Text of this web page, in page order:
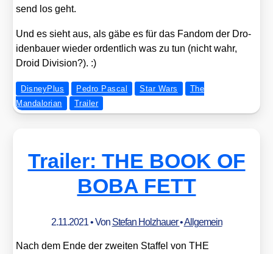
send los geht.
Und es sieht aus, als gäbe es für das Fan­dom der Dro­
iden­bau­er wie­der ordent­lich was zu tun (nicht wahr,
Droid Divi­si­on?). :)
DisneyPlus Pedro Pascal Star Wars
The
Mandalorian
Trailer
Trailer: THE BOOK OF
BOBA FETT
2.11.2021• Von Stefan Holzhauer•Allgemein
Nach dem Ende der zwei­ten Staf­fel von THE